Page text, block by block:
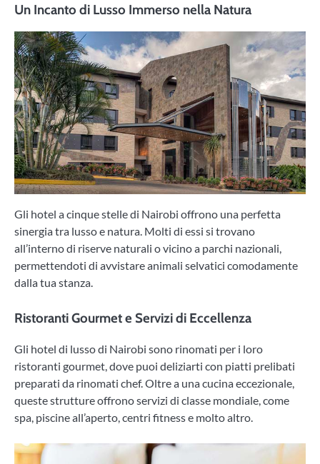
Un Incanto di Lusso Immerso nella Natura
Gli hotel a cinque stelle di Nairobi offrono una perfetta
sinergia tra lusso e natura. Molti di essi si trovano
all’interno di riserve naturali o vicino a parchi nazionali,
permettendoti di avvistare animali selvatici comodamente
dalla tua stanza.
Ristoranti Gourmet e Servizi di Eccellenza
Gli hotel di lusso di Nairobi sono rinomati per i loro
ristoranti gourmet, dove puoi deliziarti con piatti prelibati
preparati da rinomati chef. Oltre a una cucina eccezionale,
queste strutture offrono servizi di classe mondiale, come
spa, piscine all’aperto, centri fitness e molto altro.